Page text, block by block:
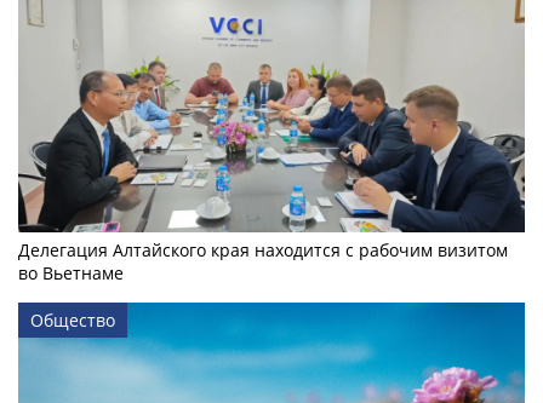
Делегация Алтайского края находится с рабочим визитом
во Вьетнаме
Общество